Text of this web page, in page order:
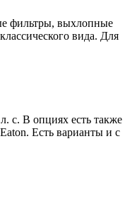
фильтры, выхлопные
вида. Для
с. В опциях есть также
Есть варианты и с